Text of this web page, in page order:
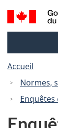
et
Accueil
Normes,